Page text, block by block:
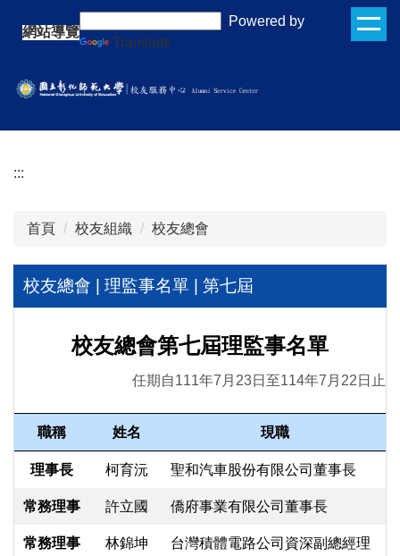
要
內
網站導覽
Powered by
Translate
:::
首頁 校友組織 校友總會
校友總會 | 理監事名單 | 第七屆
校友總會第七屆理監事名單
任期自111年7月23日至114年7月22日止
職稱 姓名 現職
理事長 柯育沅 聖和汽車股份有限公司董事長
常務理事 許立國 僑府事業有限公司董事長
常務理事 林錦坤 台灣積體電路公司資深副總經理